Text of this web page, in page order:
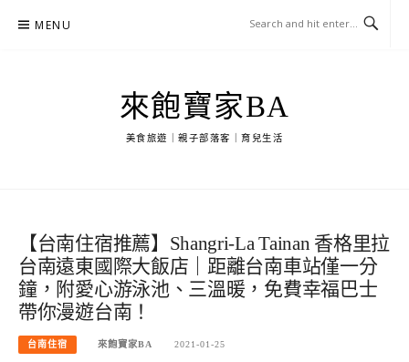
MENU
來飽寶家BA
美食旅遊｜親子部落客｜育兒生活
【台南住宿推薦】Shangri-La Tainan 香格里拉
台南遠東國際大飯店｜距離台南車站僅一分
鐘，附愛心游泳池、三溫暖，免費幸福巴士
帶你漫遊台南！
台南住宿 來飽寶家BA 2021-01-25